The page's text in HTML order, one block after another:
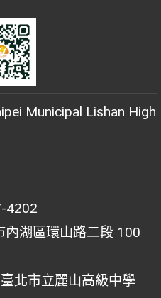
Municipal Lishan High
4202
內湖區環山路二段 100
臺北市立麗山高級中學